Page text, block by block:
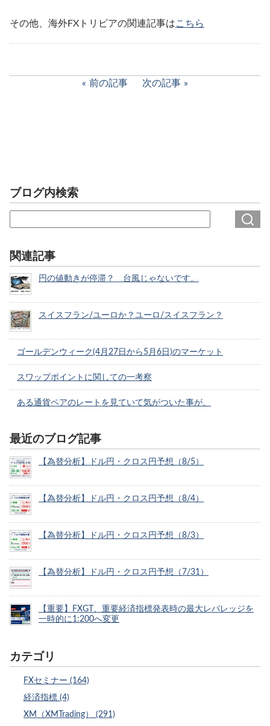
その他、海外FXトリビアの関連記事はこちら
前の記事 次の記事
ブログ内検索
関連記事
円の値動きが停滞？ 台風じゃないです。
スイスフラン/ユーロか？ユーロ/スイスフラン？
ゴールデンウィーク(4月27日から5月6日)のマーケット
スワップポイントに関しての一考察
ある通貨ペアのレートを見ていて気がついた事が。
最近のブログ記事
【為替分析】ドル円・クロス円予想（8/5）
【為替分析】ドル円・クロス円予想（8/4）
【為替分析】ドル円・クロス円予想（8/3）
【為替分析】ドル円・クロス円予想（7/31）
【重要】FXGT、重要経済指標発表時の最大レバレッジを
一時的に1:200へ変更
カテゴリ
FXセミナー (164)
経済指標 (4)
XM（XMTrading） (291)